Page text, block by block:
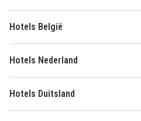
Hotels België
Hotels Nederland
Hotels Duitsland